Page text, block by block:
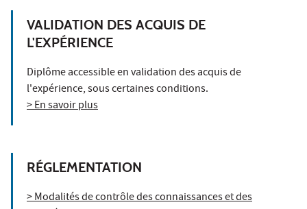
VALIDATION DES ACQUIS DE
L'EXPÉRIENCE
Diplôme accessible en validation des acquis de
l'expérience, sous certaines conditions.
> En savoir plus
RÉGLEMENTATION
> Modalités de contrôle des connaissances et des